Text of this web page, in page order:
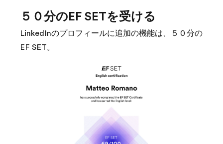
５０分のEF SETを受ける
LinkedInのプロフィールに追加の機能は、５０分の
EF SET。